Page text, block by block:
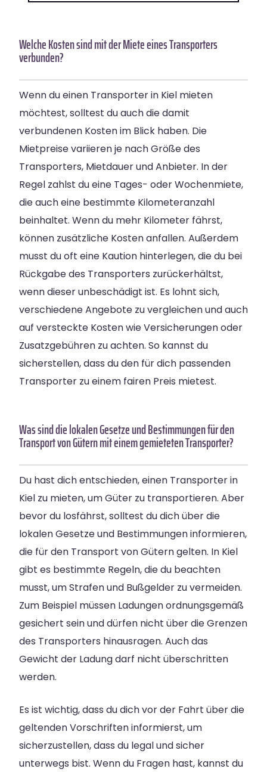
Welche Kosten sind mit der Miete eines Transporters
verbunden?
Wenn du einen Transporter in Kiel mieten
möchtest, solltest du auch die damit
verbundenen Kosten im Blick haben. Die
Mietpreise variieren je nach Größe des
Transporters, Mietdauer und Anbieter. In der
Regel zahlst du eine Tages- oder Wochenmiete,
die auch eine bestimmte Kilometeranzahl
beinhaltet. Wenn du mehr Kilometer fährst,
können zusätzliche Kosten anfallen. Außerdem
musst du oft eine Kaution hinterlegen, die du bei
Rückgabe des Transporters zurückerhältst,
wenn dieser unbeschädigt ist. Es lohnt sich,
verschiedene Angebote zu vergleichen und auch
auf versteckte Kosten wie Versicherungen oder
Zusatzgebühren zu achten. So kannst du
sicherstellen, dass du den für dich passenden
Transporter zu einem fairen Preis mietest.
Was sind die lokalen Gesetze und Bestimmungen für den
Transport von Gütern mit einem gemieteten Transporter?
Du hast dich entschieden, einen Transporter in
Kiel zu mieten, um Güter zu transportieren. Aber
bevor du losfährst, solltest du dich über die
lokalen Gesetze und Bestimmungen informieren,
die für den Transport von Gütern gelten. In Kiel
gibt es bestimmte Regeln, die du beachten
musst, um Strafen und Bußgelder zu vermeiden.
Zum Beispiel müssen Ladungen ordnungsgemäß
gesichert sein und dürfen nicht über die Grenzen
des Transporters hinausragen. Auch das
Gewicht der Ladung darf nicht überschritten
werden.
Es ist wichtig, dass du dich vor der Fahrt über die
geltenden Vorschriften informierst, um
sicherzustellen, dass du legal und sicher
unterwegs bist. Wenn du Fragen hast, kannst du